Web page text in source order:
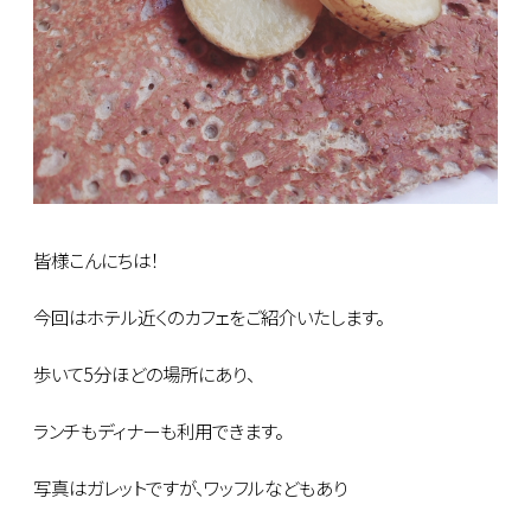
皆様こんにちは！
今回はホテル近くのカフェをご紹介いたします。
歩いて5分ほどの場所にあり、
ランチもディナーも利用できます。
写真はガレットですが、ワッフルなどもあり